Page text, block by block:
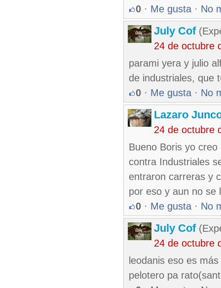
0 · Me gusta · No
July Cof
24 de octubre
parami yera y julio
de industriales, que
0 · Me gusta · No
Lazaro
24 de octubre
Bueno Boris yo
contra Industriales
entraron carreras y
por eso y aun no se
0 · Me gusta · No
July Cof
24 de octubre
leodanis eso es
pelotero pa